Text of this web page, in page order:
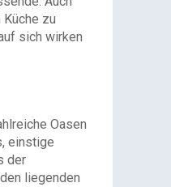
zu
sich wirken
Oasen
einstige
der
liegenden